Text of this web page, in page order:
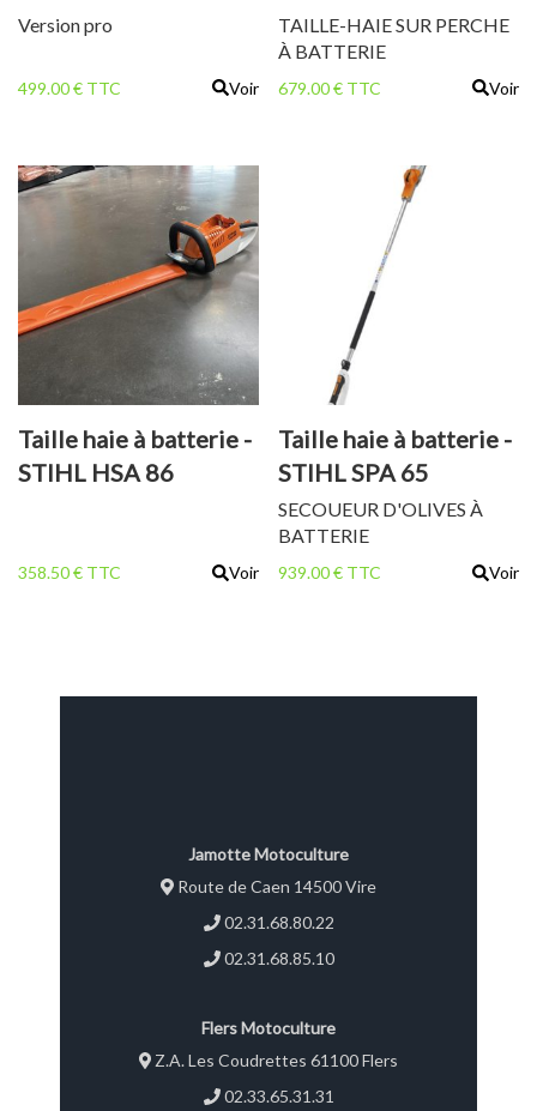
MM
Version pro
499.00 € TTC Voir
TAILLE-HAIE SUR PERCHE
À BATTERIE
679.00 € TTC Voir
Taille haie à batterie -
STIHL HSA 86
358.50 € TTC Voir
Taille haie à batterie -
STIHL SPA 65
SECOUEUR D'OLIVES À
BATTERIE
939.00 € TTC Voir
Jamotte Motoculture
Route de Caen 14500 Vire
02.31.68.80.22
02.31.68.85.10
Flers Motoculture
Z.A. Les Coudrettes 61100 Flers
02.33.65.31.31